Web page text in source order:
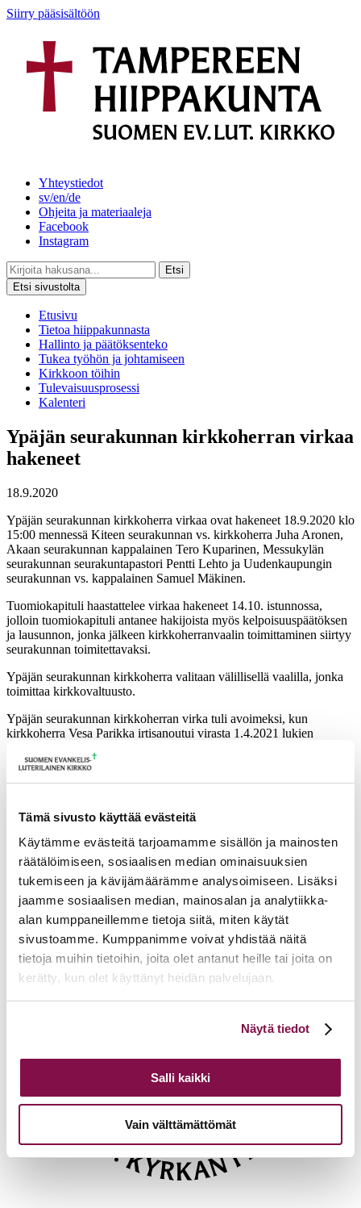
Tämä sivusto käyttää evästeitä
Käytämme evästeitä tarjoamamme sisällön ja mainosten
räätälöimiseen, sosiaalisen median ominaisuuksien
tukemiseen ja kävijämäärämme analysoimiseen. Lisäksi
jaamme sosiaalisen median, mainosalan ja analytiikka-
alan kumppaneillemme tietoja siitä, miten käytät
sivustoamme. Kumppanimme voivat yhdistää näitä
tietoja muihin tietoihin, joita olet antanut heille tai joita on
kerätty, kun olet käyttänyt heidän palvelujaan.
linkistä.
Näytä tiedot
Salli kaikki
Vain välttämättömät
Siirry pääsisältöön
Yhteystiedot
sv/en/de
Ohjeita ja materiaaleja
Facebook
Instagram
Etsi
Etsi sivustolta
Etusivu
Tietoa hiippakunnasta
Hallinto ja päätöksenteko
Tukea työhön ja johtamiseen
Kirkkoon töihin
Tulevaisuusprosessi
Kalenteri
Ypäjän seurakunnan kirkkoherran virkaa
hakeneet
18.9.2020
Ypäjän seurakunnan kirkkoherra virkaa ovat hakeneet 18.9.2020 klo
15:00 mennessä Kiteen seurakunnan vs. kirkkoherra Juha Aronen,
Akaan seurakunnan kappalainen Tero Kuparinen, Messukylän
seurakunnan seurakuntapastori Pentti Lehto ja Uudenkaupungin
seurakunnan vs. kappalainen Samuel Mäkinen.
Tuomiokapituli haastattelee virkaa hakeneet 14.10. istunnossa,
jolloin tuomiokapituli antanee hakijoista myös kelpoisuuspäätöksen
ja lausunnon, jonka jälkeen kirkkoherranvaalin toimittaminen siirtyy
seurakunnan toimitettavaksi.
Ypäjän seurakunnan kirkkoherra valitaan välillisellä vaalilla, jonka
toimittaa kirkkovaltuusto.
Ypäjän seurakunnan kirkkoherran virka tuli avoimeksi, kun
kirkkoherra Vesa Parikka irtisanoutui virasta 1.4.2021 lukien
Ajankohtaista
17.06.2026 Pelastetaan Namibian alkukirkko – yhdessä! –
15.06.2026 Hiippakunnan toimintakalenteri syksy 2026
11.06.2026 Tuomiokapitulin päätöksiä 10.6.2026
Lisää ajankohtaista